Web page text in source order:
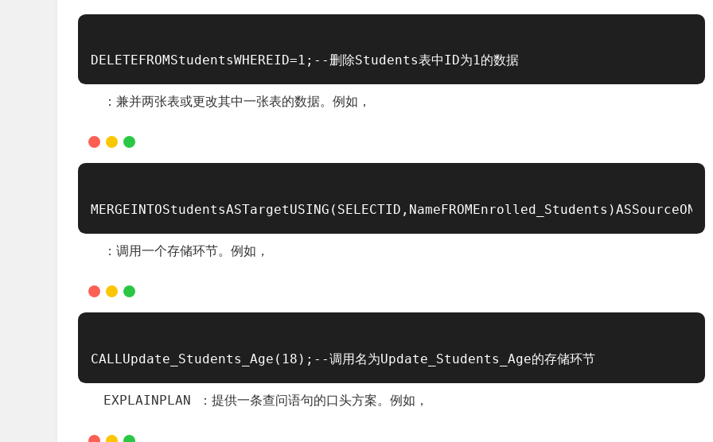
DELETEFROMStudentsWHEREID=1;--删除Students表中ID为1的数据
：兼并两张表或更改其中一张表的数据。例如，
：调用一个存储环节。例如，
CALLUpdate_Students_Age(18);--调用名为Update_Students_Age的存储环节
EXPLAINPLAN ：提供一条查问语句的口头方案。例如，